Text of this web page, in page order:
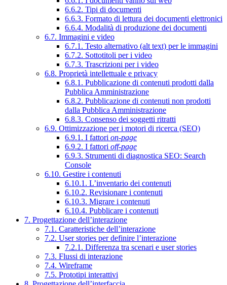
6.6.2. Tipi di documenti
6.6.3. Formato di lettura dei documenti elettronici
6.6.4. Modalità di produzione dei documenti
6.7. Immagini e video
6.7.1. Testo alternativo (alt text) per le immagini
6.7.2. Sottotitoli per i video
6.7.3. Trascrizioni per i video
6.8. Proprietà intellettuale e privacy
6.8.1. Pubblicazione di contenuti prodotti dalla
Pubblica Amministrazione
6.8.2. Pubblicazione di contenuti non prodotti
dalla Pubblica Amministrazione
6.8.3. Consenso dei soggetti ritratti
6.9. Ottimizzazione per i motori di ricerca (SEO)
6.9.1. I fattori on-page
6.9.2. I fattori off-page
6.9.3. Strumenti di diagnostica SEO: Search
Console
6.10. Gestire i contenuti
6.10.1. L’inventario dei contenuti
6.10.2. Revisionare i contenuti
6.10.3. Migrare i contenuti
6.10.4. Pubblicare i contenuti
7. Progettazione dell’interazione
7.1. Caratteristiche dell’interazione
7.2. User stories per definire l’interazione
7.2.1. Differenza tra scenari e user stories
7.3. Flussi di interazione
7.4. Wireframe
7.5. Prototipi interattivi